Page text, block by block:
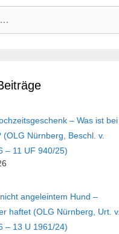
– Was ist bei
(OLG Nürnberg, Beschl. v.
– 11 UF 940/25)
angeleintem Hund –
haftet (OLG Nürnberg, Urt. v.
– 13 U 1961/24)